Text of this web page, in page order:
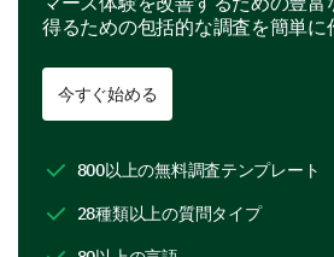
Feature B
Feature C
Feature D
得るための包括的な調査を簡単に
今すぐ始める
800以上の無料調査テンプレート
28種類以上の質問タイプ